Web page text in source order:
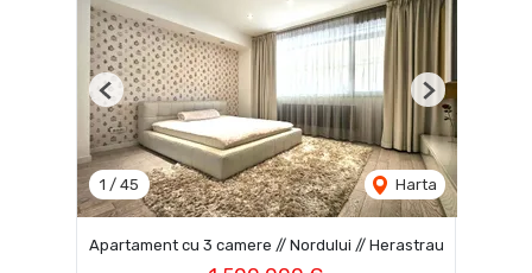
1 / 45 Harta
Previous Next
Apartament cu 3 camere // Nordului // Herastrau